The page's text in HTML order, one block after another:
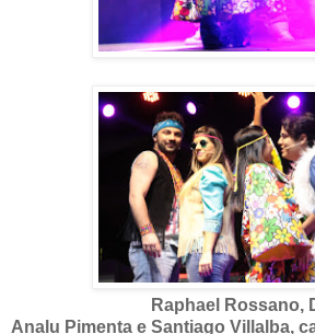
Raphael Rossano,
Analu Pimenta e Santiago Villalba,